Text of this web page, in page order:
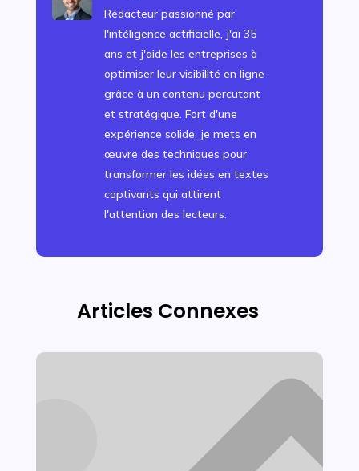
Rédacteur passionné par
l'intéligence actificielle, j'ai 35
ans et j'aide les entreprises à
optimiser leur visibilité en ligne
grâce à un contenu percutant
et stratégique. Fort d'une
expérience solide, je mets en
œuvre des techniques pour
transformer les idées en textes
captivants qui attirent
l'attention des lecteurs.
Articles Connexes